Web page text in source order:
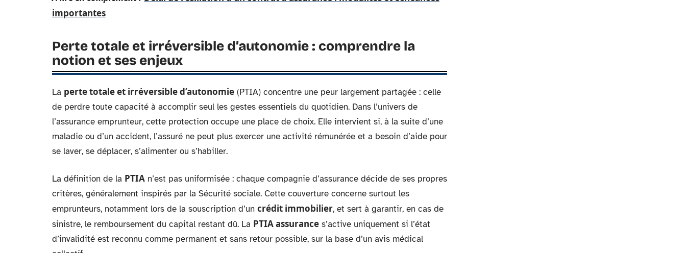
importantes
Perte totale et irréversible d’autonomie : comprendre la
notion et ses enjeux
La perte totale et irréversible d’autonomie (PTIA) concentre une peur largement partagée : celle
de perdre toute capacité à accomplir seul les gestes essentiels du quotidien. Dans l’univers de
l’assurance emprunteur, cette protection occupe une place de choix. Elle intervient si, à la suite d’une
maladie ou d’un accident, l’assuré ne peut plus exercer une activité rémunérée et a besoin d’aide pour
se laver, se déplacer, s’alimenter ou s’habiller.
La définition de la PTIA n’est pas uniformisée : chaque compagnie d’assurance décide de ses propres
critères, généralement inspirés par la Sécurité sociale. Cette couverture concerne surtout les
emprunteurs, notamment lors de la souscription d’un crédit immobilier, et sert à garantir, en cas de
sinistre, le remboursement du capital restant dû. La PTIA assurance s’active uniquement si l’état
d’invalidité est reconnu comme permanent et sans retour possible, sur la base d’un avis médical